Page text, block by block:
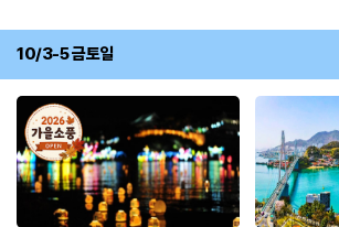
10/3-5 금토일